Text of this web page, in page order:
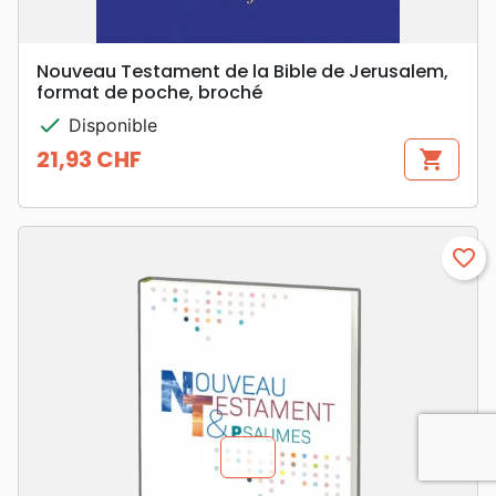
Nouveau Testament de la Bible de Jerusalem,
format de poche, broché
check Disponible
Prix
21,93 CHF shopping_cart
favorite_border